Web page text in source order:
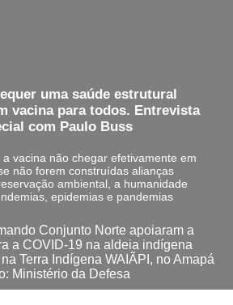
uma saúde estrutural
vacina para todos. Entrevista
com Paulo Buss
vacina não chegar efetivamente em
não forem construídas alianças
ambiental, a humanidade
epidemias e pandemias
Conjunto Norte apoiaram a
a COVID-19 na aldeia indígena
Terra Indígena WAIÃPI, no Amapá
Ministério da Defesa